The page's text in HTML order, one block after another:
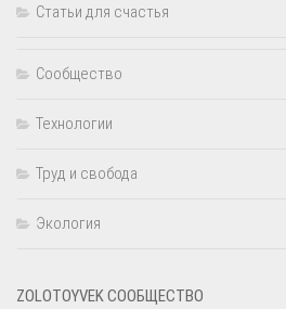
Статьи для счастья
Сообщество
Технологии
Труд и свобода
Экология
ZOLOTOYVEK СООБЩЕСТВО